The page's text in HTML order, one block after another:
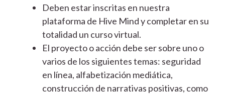
Deben estar inscritas en nuestra
plataforma de Hive Mind y completar en su
totalidad un curso virtual.
El proyecto o acción debe ser sobre uno o
varios de los siguientes temas: seguridad
en línea, alfabetización mediática,
construcción de narrativas positivas, como